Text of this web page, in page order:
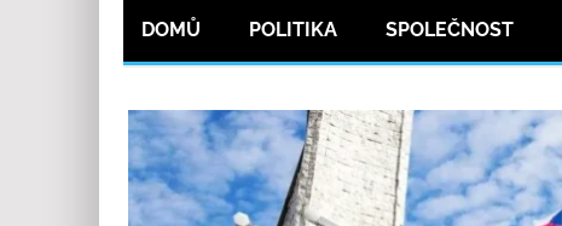
DOMŮ POLITIKA SPOLEČNOST